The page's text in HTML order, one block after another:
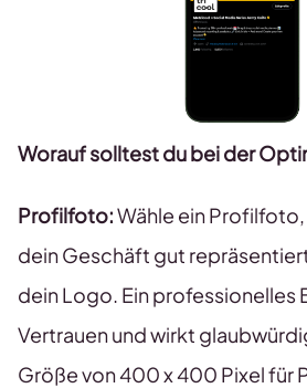
Worauf solltest du bei der
Profilfoto:Wähle ein
dein Geschäft gut
dein Logo. Ein professionelles
Vertrauen und wirkt
Größe von 400 x 400 Pixel für